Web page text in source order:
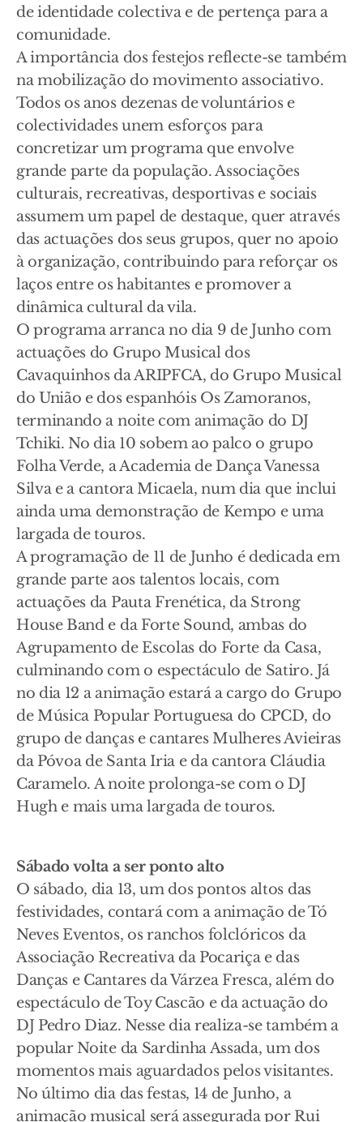
de identidade colectiva e de pertença para a
comunidade.
A importância dos festejos reflecte-se também
na mobilização do movimento associativo.
Todos os anos dezenas de voluntários e
colectividades unem esforços para
concretizar um programa que envolve
grande parte da população. Associações
culturais, recreativas, desportivas e sociais
assumem um papel de destaque, quer através
das actuações dos seus grupos, quer no apoio
à organização, contribuindo para reforçar os
laços entre os habitantes e promover a
dinâmica cultural da vila.
O programa arranca no dia 9 de Junho com
actuações do Grupo Musical dos
Cavaquinhos da ARIPFCA, do Grupo Musical
do União e dos espanhóis Os Zamoranos,
terminando a noite com animação do DJ
Tchiki. No dia 10 sobem ao palco o grupo
Folha Verde, a Academia de Dança Vanessa
Silva e a cantora Micaela, num dia que inclui
ainda uma demonstração de Kempo e uma
largada de touros.
A programação de 11 de Junho é dedicada em
grande parte aos talentos locais, com
actuações da Pauta Frenética, da Strong
House Band e da Forte Sound, ambas do
Agrupamento de Escolas do Forte da Casa,
culminando com o espectáculo de Satiro. Já
no dia 12 a animação estará a cargo do Grupo
de Música Popular Portuguesa do CPCD, do
grupo de danças e cantares Mulheres Avieiras
da Póvoa de Santa Iria e da cantora Cláudia
Caramelo. A noite prolonga-se com o DJ
Hugh e mais uma largada de touros.
Sábado volta a ser ponto alto
O sábado, dia 13, um dos pontos altos das
festividades, contará com a animação de Tó
Neves Eventos, os ranchos folclóricos da
Associação Recreativa da Pocariça e das
Danças e Cantares da Várzea Fresca, além do
espectáculo de Toy Cascão e da actuação do
DJ Pedro Diaz. Nesse dia realiza-se também a
popular Noite da Sardinha Assada, um dos
momentos mais aguardados pelos visitantes.
No último dia das festas, 14 de Junho, a
animação musical será assegurada por Rui